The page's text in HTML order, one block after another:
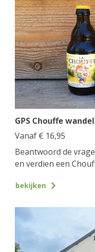
GPS Chouffe
Vanaf € 16,95
Beantwoord de
en verdien een
bekijken